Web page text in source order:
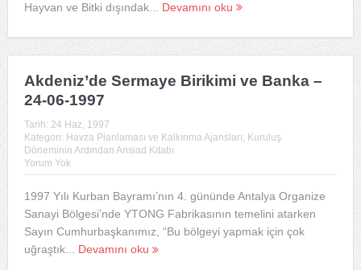
Hayvan ve Bitki dışındak... Devamını oku
Akdeniz’de Sermaye Birikimi ve Banka –
24-06-1997
Tarih: 24 Haz, 1997
Kategori: Havza Planlaması ve Kalkınma Ajansları, Kuruluş
Döneminin Ardından Ansiad Kitabı
Yorum Yok
1997 Yılı Kurban Bayramı’nın 4. gününde Antalya Organize
Sanayi Bölgesi’nde YTONG Fabrikasının temelini atarken
Sayın Cumhurbaşkanımız, “Bu bölgeyi yapmak için çok
uğraştık... Devamını oku